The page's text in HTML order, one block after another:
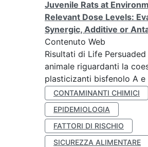
Juvenile Rats at
Relevant Dose Levels:
Synergic, Additive or
Contenuto Web
Risultati di Life
animale riguardanti la
plasticizanti bisfenolo A
CONTAMINANTI CHIMICI
EPIDEMIOLOGIA
FATTORI DI RISCHIO
SICUREZZA ALIMENTARE